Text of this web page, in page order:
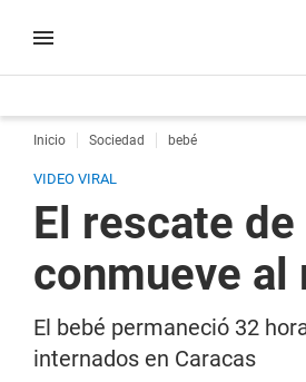
Inicio Sociedad bebé
VIDEO VIRAL
El rescate
conmueve
El bebé permaneció 32
internados en Caracas